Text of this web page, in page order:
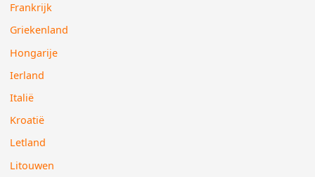
Frankrijk
Griekenland
Hongarije
Ierland
Italië
Kroatië
Letland
Litouwen